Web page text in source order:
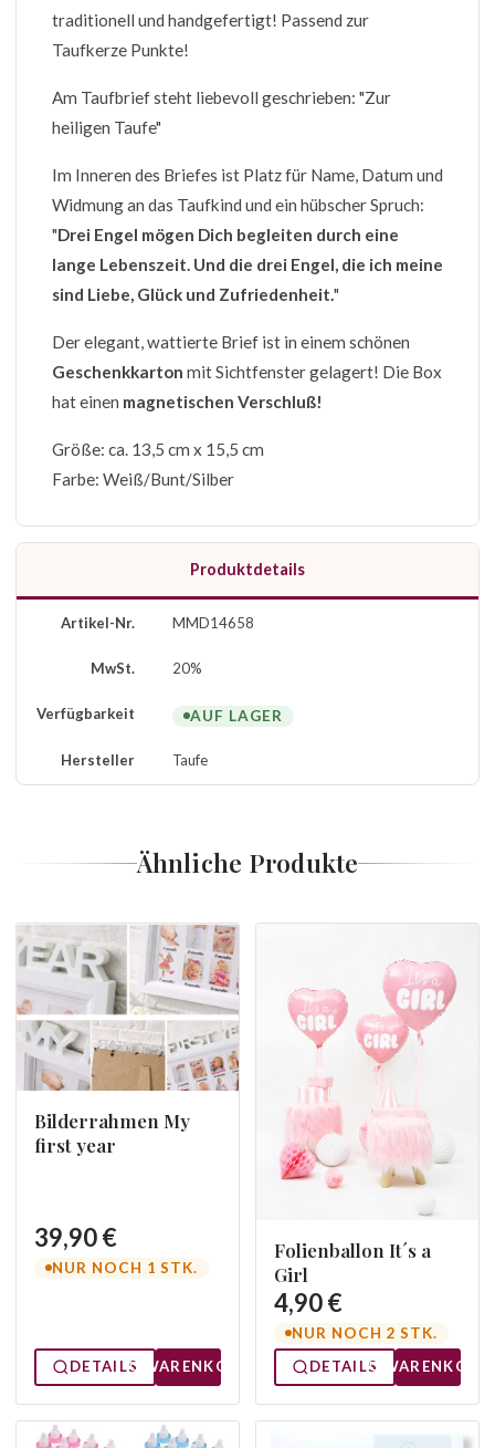
traditionell und handgefertigt! Passend zur
Taufkerze Punkte!
Am Taufbrief steht liebevoll geschrieben: "Zur
heiligen Taufe"
Im Inneren des Briefes ist Platz für Name, Datum und
Widmung an das Taufkind und ein hübscher Spruch:
"Drei Engel mögen Dich begleiten durch eine
lange Lebenszeit. Und die drei Engel, die ich meine
sind Liebe, Glück und Zufriedenheit."
Der elegant, wattierte Brief ist in einem schönen
Geschenkkarton mit Sichtfenster gelagert! Die Box
hat einen magnetischen Verschluß!
Größe: ca. 13,5 cm x 15,5 cm
Farbe: Weiß/Bunt/Silber
Produktdetails
Artikel-Nr. MMD14658
MwSt. 20%
Verfügbarkeit AUF LAGER
Hersteller Taufe
Ähnliche Produkte
Bilderrahmen My
first year
39,90 €
NUR NOCH 1 STK.
DETAILS WARENKORB
Folienballon It´s a
Girl
4,90 €
NUR NOCH 2 STK.
DETAILS
WARENKORB